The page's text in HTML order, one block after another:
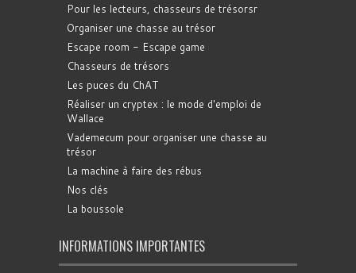
Pour les lecteurs, chasseurs de trésorsr
Organiser une chasse au trésor
Escape room - Escape game
Chasseurs de trésors
Les puces du ChAT
Réaliser un cryptex : le mode d'emploi de
Wallace
Vademecum pour organiser une chasse au
trésor
La machine à faire des rébus
Nos clés
La boussole
INFORMATIONS IMPORTANTES